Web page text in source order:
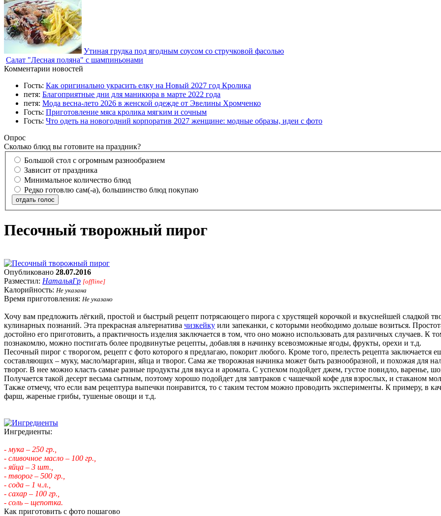
Утиная грудка под ягодным соусом со стручковой фасолью
Салат "Лесная поляна" с шампиньонами
Комментарии новостей
Гость: Как оригинально украсить елку на Новый 2027 год Кролика
петя: Благоприятные дни для маникюра в марте 2022 года
петя: Мода весна-лето 2026 в женской одежде от Эвелины Хромченко
Гость: Приготовление мяса кролика мягким и сочным
Гость: Что одеть на новогодний корпоратив 2027 женщине: модные образы, идеи с фото
Опрос
Сколько блюд вы готовите на праздник?
Большой стол с огромным разнообразием
Зависит от праздника
Минимальное количество блюд
Редко готовлю сам(-а), большинство блюд покупаю
отдать голос
Песочный творожный пирог
Опубликовано 28.07.2016
Разместил: НатальяГр [offline]
Калорийность: Не указана
Время приготовления: Не указано
Хочу вам предложить лёгкий, простой и быстрый рецепт потрясающего пирога с хрустящей корочкой и вкуснейшей сладкой
кулинарных познаний. Эта прекрасная альтернатива чизкейку или запеканки, с которыми необходимо дольше возиться.
достойно его приготовить, а практичность изделия заключается в том, что оно можно использовать для различных случаев. К
познакомлю, можно постигать более продвинутые рецепты, добавляя в начинку всевозможные ягоды, фрукты, орехи и т.д.
Песочный пирог с творогом, рецепт с фото которого я предлагаю, покорит любого. Кроме того, прелесть рецепта заключается
составляющих – муку, масло/маргарин, яйца и творог. Сама же творожная начинка может быть разнообразной, и похожая для
творог. В нее можно класть самые разные продукты для вкуса и аромата. С успехом подойдет джем, густое повидло, варенье,
Получается такой десерт весьма сытным, поэтому хорошо подойдет для завтраков с чашечкой кофе для взрослых, и стаканом
Также отмечу, что если вам рецептура выпечки понравится, то с таким тестом можно проводить эксперименты. К примеру, в
фарш, жареные грибы, тушеные овощи и т.д.
Ингредиенты:
- мука – 250 гр.,
- сливочное масло – 100 гр.,
- яйца – 3 шт.,
- творог – 500 гр.,
- сода – 1 ч.л.,
- сахар – 100 гр.,
- соль – щепотка.
Как приготовить с фото пошагово